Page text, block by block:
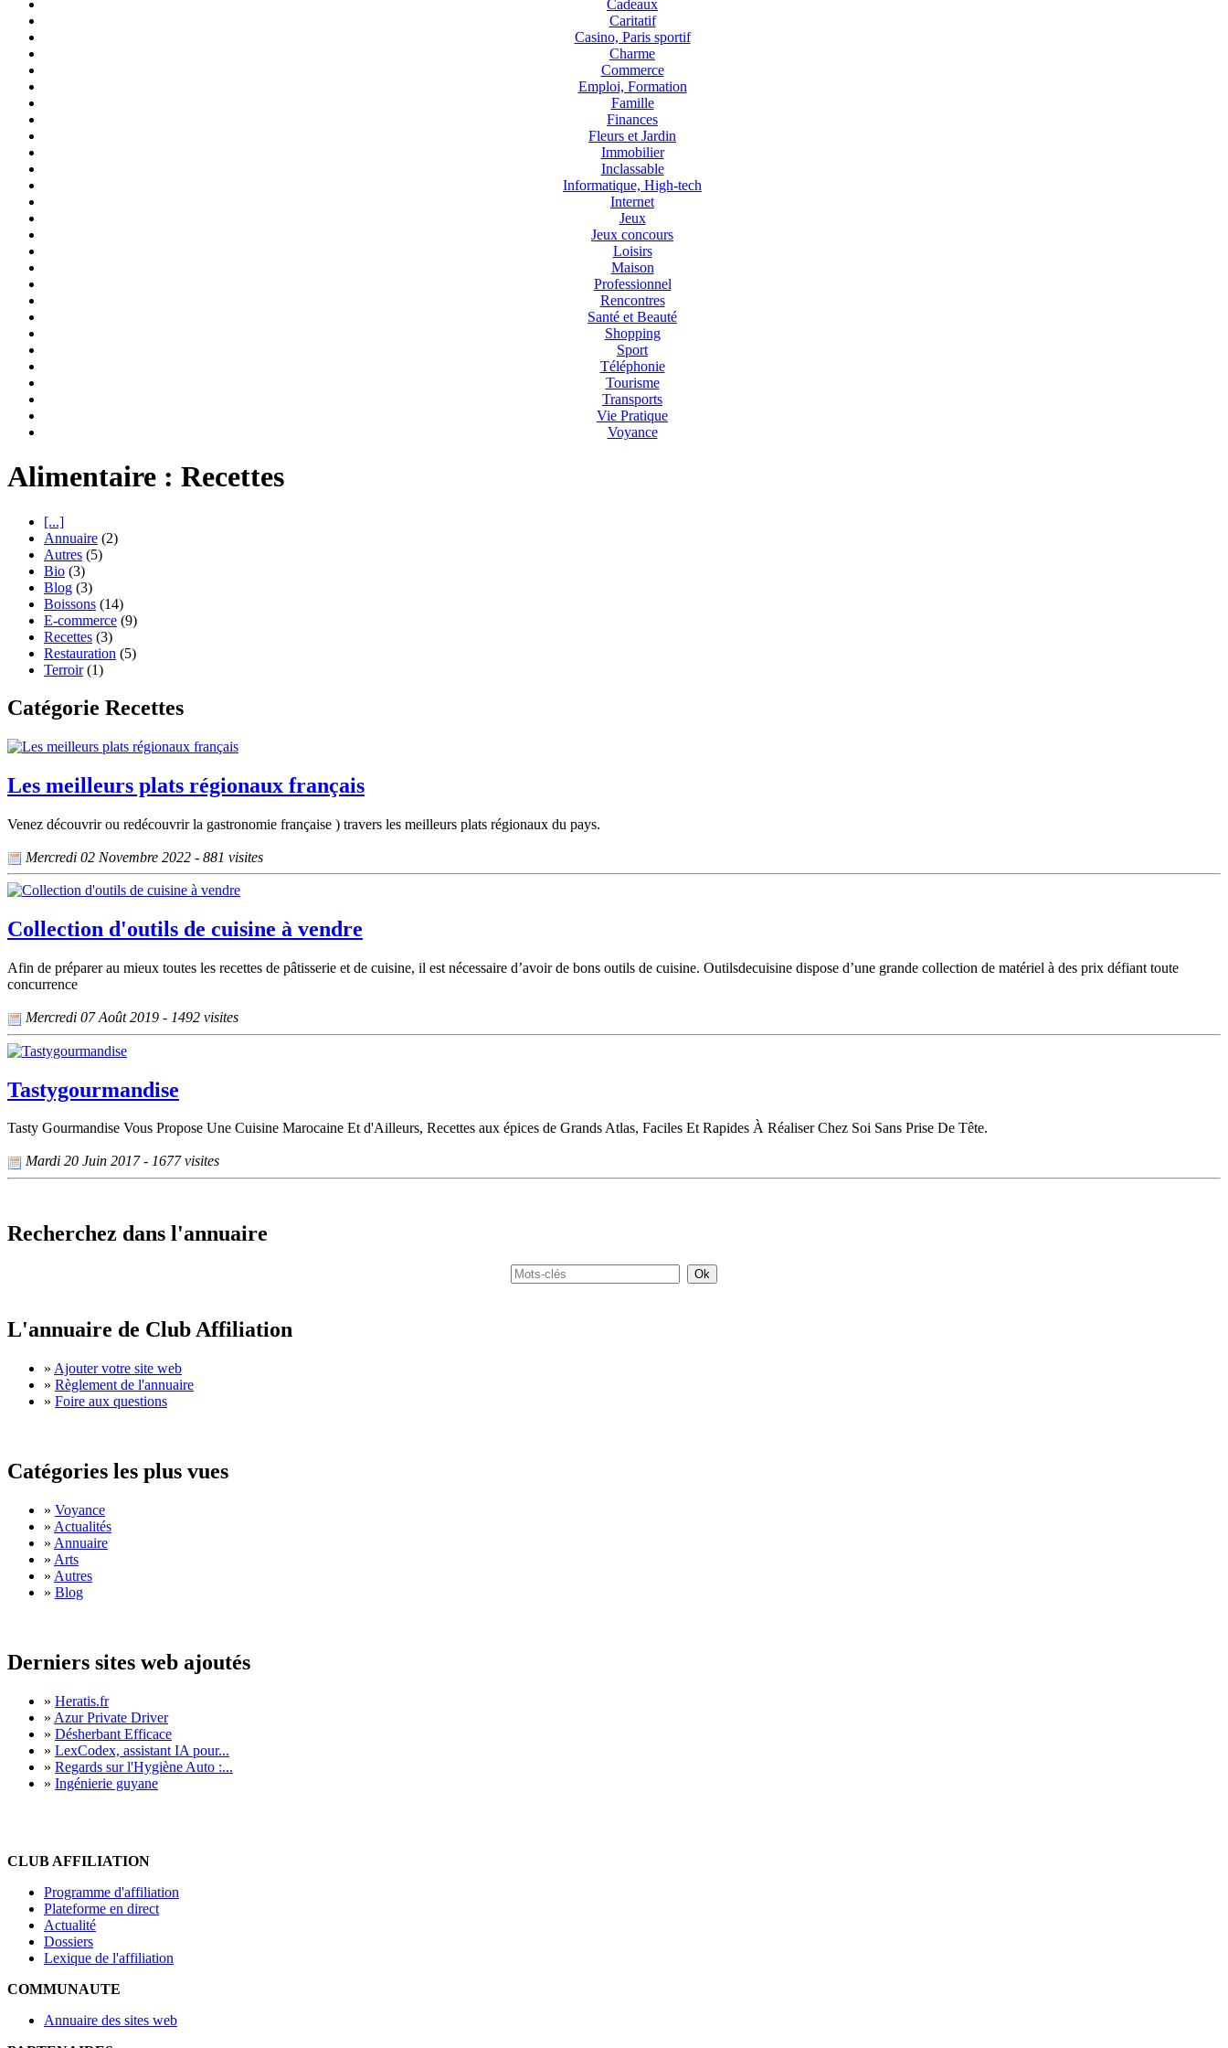
Cadeaux
Caritatif
Casino, Paris sportif
Charme
Commerce
Emploi, Formation
Famille
Finances
Fleurs et Jardin
Immobilier
Inclassable
Informatique, High-tech
Internet
Jeux
Jeux concours
Loisirs
Maison
Professionnel
Rencontres
Santé et Beauté
Shopping
Sport
Téléphonie
Tourisme
Transports
Vie Pratique
Voyance
Alimentaire : Recettes
[...]
Annuaire (2)
Autres (5)
Bio (3)
Blog (3)
Boissons (14)
E-commerce (9)
Recettes (3)
Restauration (5)
Terroir(1)
Catégorie Recettes
Les meilleurs plats régionaux français
Venez découvrir ou redécouvrir la gastronomie française ) travers les meilleurs plats régionaux du pays.
Mercredi 02 Novembre 2022 - 881 visites
Collection d'outils de cuisine à vendre
Afin de préparer au mieux toutes les recettes de pâtisserie et de cuisine, il est nécessaire d’avoir de bons outils de cuisine. Outilsdecuisine dispose d’une grande collection de matériel à des prix défiant toute
concurrence
Mercredi 07 Août 2019 - 1492 visites
Tastygourmandise
Tasty Gourmandise Vous Propose Une Cuisine Marocaine Et d'Ailleurs, Recettes aux épices de Grands Atlas, Faciles Et Rapides À Réaliser Chez Soi Sans Prise De Tête.
Mardi 20 Juin 2017 - 1677 visites
Recherchez dans l'annuaire
L'annuaire de Club Affiliation
» Ajouter votre site web
» Règlement de l'annuaire
» Foire aux questions
Catégories les plus vues
» Voyance
» Actualités
» Annuaire
» Arts
» Autres
» Blog
Derniers sites web ajoutés
» Heratis.fr
» Azur Private Driver
» Désherbant Efficace
» LexCodex, assistant IA pour...
» Regards sur l'Hygiène Auto :...
» Ingénierie guyane
CLUB AFFILIATION
Programme d'affiliation
Plateforme en direct
Actualité
Dossiers
Lexique de l'affiliation
COMMUNAUTE
Annuaire des sites web